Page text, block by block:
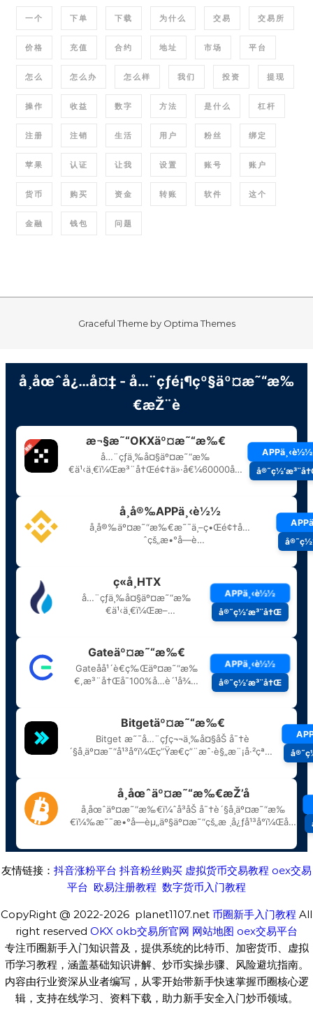
一个 下单 下载 为什么 交易 交易所
价格 充值 合约 地址 市场 平台
怎么 怎么办 怎么样 我们 投资 提现
操作 收益 数字 方法 是什么 杠杆
注册 注销 生活 用户 粉丝 绑定
苹果 认证 让我 设置 账号 账户
货币 购买 资金 转账 软件 这个
金融 钱包 问题
Graceful Theme by Optima Themes
友情链接： 抖音涨粉平台 抖音粉丝购买 虚拟货币交易教程 oex交易
平台 欧易注册教程 数字货币入门教程
CopyRight @ 2022-2026 planet1107.net 币圈新手入门教程 All
right reserved OKX okb交易所官网 网站地图 oex交易平台
专注币圈新手入门知识普及，提供系统的比特币、加密货币、虚拟
币学习教程，涵盖基础知识讲解、炒币实操步骤、风险避坑指南。
内容由行业资深从业者编写，从零开始带新手快速掌握币圈核心逻
辑，支持在线学习、资料下载，助力新手安全入门炒币领域。